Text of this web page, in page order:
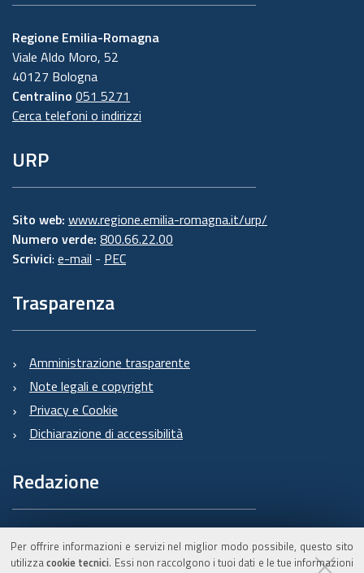
Per offrire informazioni e servizi nel miglior modo possibile, questo sito
utilizzacookie tecnici. Essi non raccolgono i tuoi dati e le tue informazioni
Regione Emilia-Romagna
Viale Aldo Moro, 52
40127 Bologna
Centralino 051 5271
Cerca telefoni o indirizzi
URP
Sito web: www.regione.emilia-romagna.it/urp/
Numero verde: 800.66.22.00
Scrivici: e-mail - PEC
Trasparenza
Amministrazione trasparente
Note legali e copyright
Privacy e Cookie
Dichiarazione di accessibilità
Redazione
Informazioni sul Burert
e contatti